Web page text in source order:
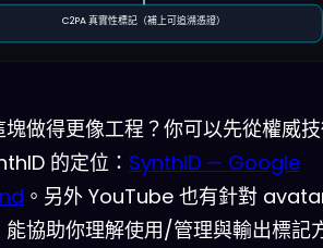
C2PA 真實性標記（補上可追溯憑證）
塊做得更像工程？你可以先從權威
的定位： SynthID — Google
。另外 YouTube 也有針對
能協助你理解使用/管理與輸出標記